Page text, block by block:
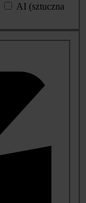
AI (sztuczna